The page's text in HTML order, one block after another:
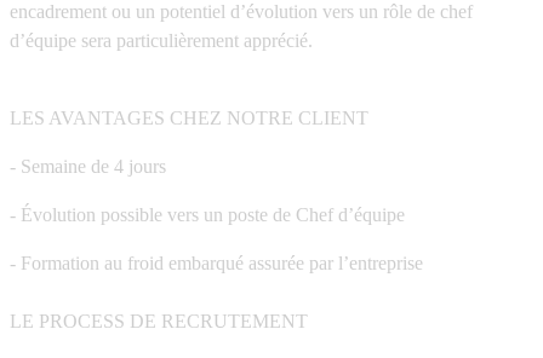
encadrement ou un potentiel d’évolution vers un rôle de chef
d’équipe sera particulièrement apprécié.
LES AVANTAGES CHEZ NOTRE CLIENT
- Semaine de 4 jours
- Évolution possible vers un poste de Chef d’équipe
- Formation au froid embarqué assurée par l’entreprise
LE PROCESS DE RECRUTEMENT